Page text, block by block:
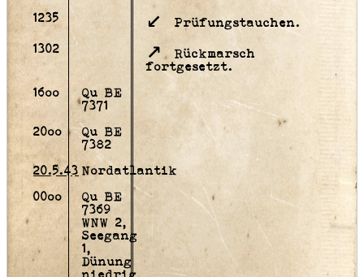
1235
Prüfungstauchen.
1302
Rückmarsch
fortgesetzt.
16oo
Qu BE
7371
20oo
Qu BE
7382
20.5.43 Nordatlantik
00oo
Qu BE
7369
WNW 2,
Seegang
1,
Dünung